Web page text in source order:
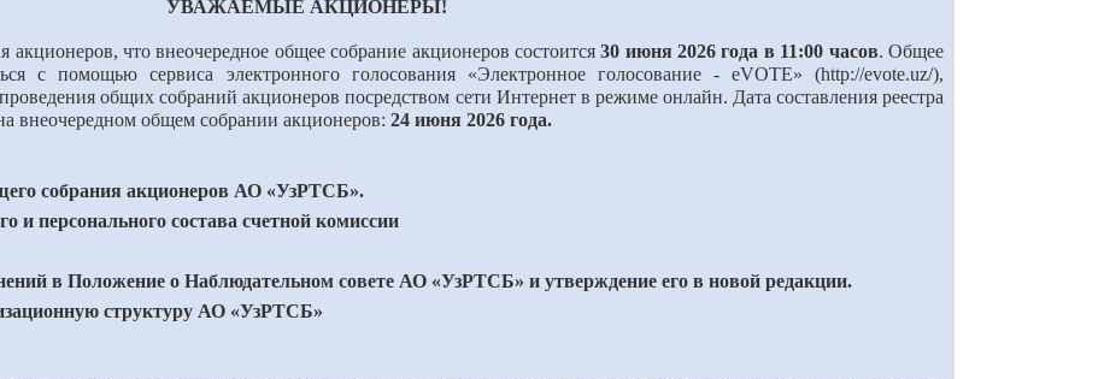
УВАЖАЕМЫЕ АКЦИОНЕРЫ!
что внеочередное общее собрание акционеров состоится30 июня 2026 года в 11:00 часов.Общее
с помощью сервиса электронного голосования «Электронное голосование - eVOTE» (http://evote.uz/),
общих собраний акционеров посредством сети Интернет в режиме онлайн. Дата составления реестра
внеочередном общем собрании акционеров: 24 июня 2026 года.
собрания акционеров АО «УзРТСБ».
и персонального состава счетной комиссии
в Положение о Наблюдательном совете АО «УзРТСБ» и утверждение его в новой редакции.
структуру АО «УзРТСБ»